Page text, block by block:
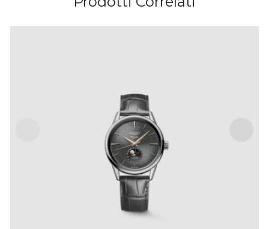
LONGINES FLAGSHIP HERITAGE MOONPHASE
3,450.00 IVA Inclusa